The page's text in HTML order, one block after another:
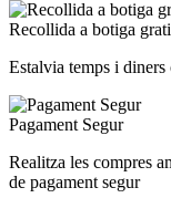
MODALITAT
QUAN UTILITZAR
DURANT
CATEGORIA
Recollida a botiga
Estalvia temps i
Pagament Segur
Realitza les compres
de pagament segur